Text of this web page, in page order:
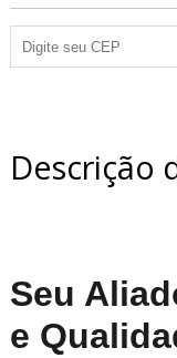
Descrição
Seu
e